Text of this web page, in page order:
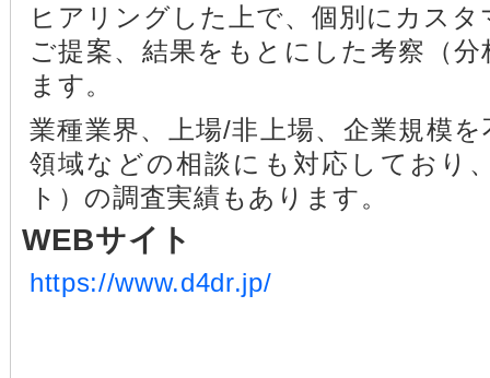
ヒアリングした上で、個別にカス
ご提案、結果をもとにした考察（
ます。
業種業界、上場/非上場、企業規模
領域などの相談にも対応しており
ト）の調査実績もあります。
WEBサイト
https://www.d4dr.jp/